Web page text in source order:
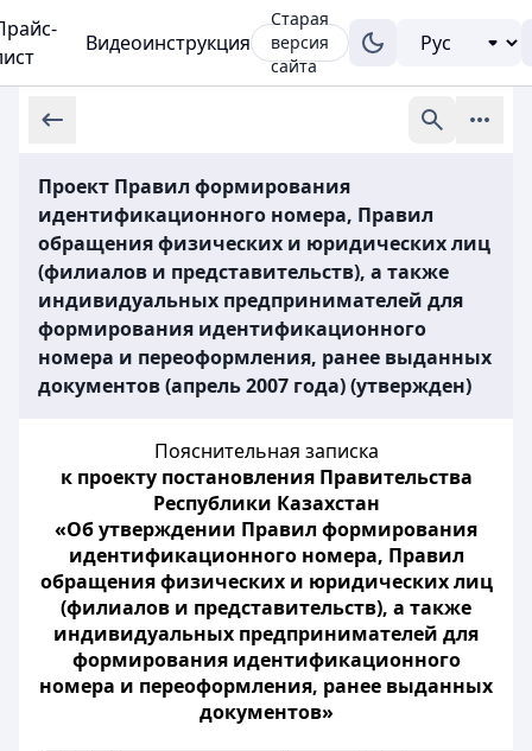
Видеоинструкция
Старая
версия
сайта
Проект Правил формирования
идентификационного номера, Правил
обращения физических и юридических лиц
(филиалов и представительств), а также
индивидуальных предпринимателей для
формирования идентификационного
номера и переоформления, ранее выданных
документов (апрель 2007 года) (утвержден)
Пояснительная записка
к проекту постановления Правительства
Республики Казахстан
«Об утверждении Правил формирования
идентификационного номера, Правил
обращения физических и юридических лиц
(филиалов и представительств), а также
индивидуальных предпринимателей для
формирования идентификационного
номера и переоформления, ранее выданных
документов»